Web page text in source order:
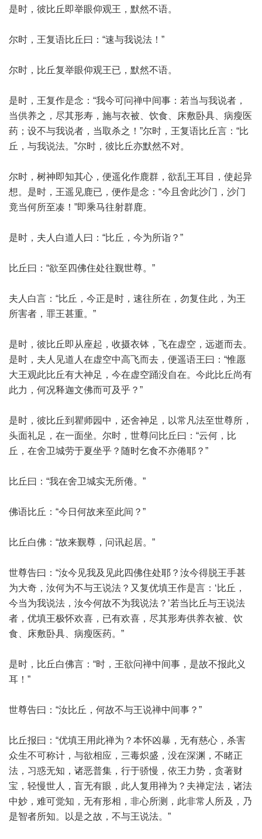
是时，彼比丘即举眼仰观王，默然不语。
尔时，王复语比丘曰：“速与我说法！”
尔时，比丘复举眼仰观王已，默然不语。
是时，王复作是念：“我今可问禅中间事：若当与我说者，
当供养之，尽其形寿，施与衣被、饮食、床敷卧具、病瘦医
药；设不与我说者，当取杀之！”尔时，王复语比丘言：“比
丘，与我说法。”尔时，彼比丘亦默然不对。
尔时，树神即知其心，便遥化作鹿群，欲乱王耳目，使起异
想。是时，王遥见鹿已，便作是念：“今且舍此沙门，沙门
竟当何所至凑！”即乘马往射群鹿。
是时，夫人白道人曰：“比丘，今为所诣？”
比丘曰：“欲至四佛住处往觐世尊。”
夫人白言：“比丘，今正是时，速往所在，勿复住此，为王
所害者，罪王甚重。”
是时，彼比丘即从座起，收摄衣钵，飞在虚空，远逝而去。
是时，夫人见道人在虚空中高飞而去，便遥语王曰：“惟愿
大王观此比丘有大神足，今在虚空踊没自在。今此比丘尚有
此力，何况释迦文佛而可及乎？”
是时，彼比丘到瞿师园中，还舍神足，以常凡法至世尊所，
头面礼足，在一面坐。尔时，世尊问比丘曰：“云何，比
丘，在舍卫城劳于夏坐乎？随时乞食不亦倦耶？”
比丘曰：“我在舍卫城实无所倦。”
佛语比丘：“今日何故来至此间？”
比丘白佛：“故来觐尊，问讯起居。”
世尊告曰：“汝今见我及见此四佛住处耶？汝今得脱王手甚
为大奇，汝何为不与王说法？又复优填王作是言：‘比丘，
今当为我说法，汝今何故不为我说法？’若当比丘与王说法
者，优填王极怀欢喜，已有欢喜，尽其形寿供养衣被、饮
食、床敷卧具、病瘦医药。”
是时，比丘白佛言：“时，王欲问禅中间事，是故不报此义
耳！”
世尊告曰：“汝比丘，何故不与王说禅中间事？”
比丘报曰：“优填王用此禅为？本怀凶暴，无有慈心，杀害
众生不可称计，与欲相应，三毒炽盛，没在深渊，不睹正
法，习惑无知，诸恶普集，行于骄慢，依王力势，贪著财
宝，轻慢世人，盲无有眼，此人复用禅为？夫禅定法，诸法
中妙，难可觉知，无有形相，非心所测，此非常人所及，乃
是智者所知。以是之故，不与王说法。”